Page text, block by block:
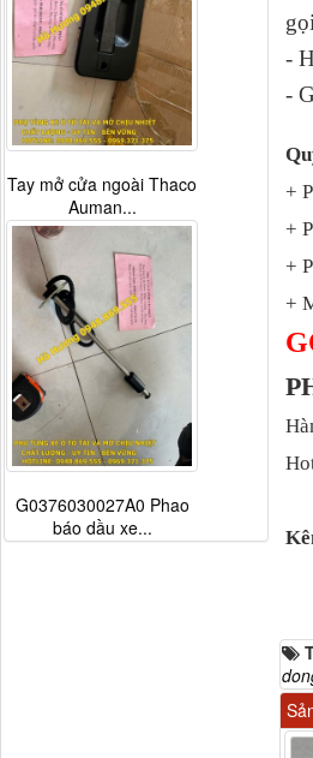
-
-
+
+
+
+
Tay mở cửa ngoài Thaco
Auman...
G0376030027A0 Phao
báo dầu xe...